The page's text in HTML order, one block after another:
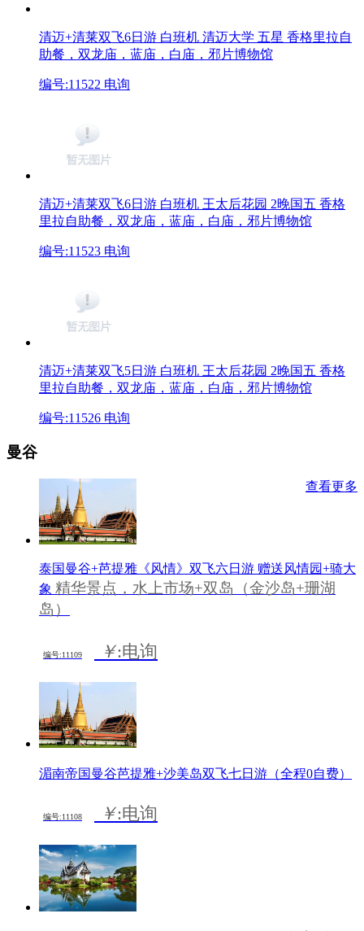
清迈+清莱双飞6日游 白班机 清迈大学 五星 香格里拉自
助餐，双龙庙，蓝庙，白庙，邪片博物馆
编号:11522 电询
清迈+清莱双飞6日游 白班机 王太后花园 2晚国五 香格
里拉自助餐，双龙庙，蓝庙，白庙，邪片博物馆
编号:11523 电询
清迈+清莱双飞5日游 白班机 王太后花园 2晚国五 香格
里拉自助餐，双龙庙，蓝庙，白庙，邪片博物馆
编号:11526 电询
曼谷
查看更多
泰国曼谷+芭提雅《风情》双飞六日游 赠送风情园+骑大
象 精华景点，水上市场+双岛（金沙岛+珊湖
岛）
编号:11109 ￥:电询
湄南帝国曼谷芭提雅+沙美岛双飞七日游（全程0自费）
编号:11108 ￥:电询